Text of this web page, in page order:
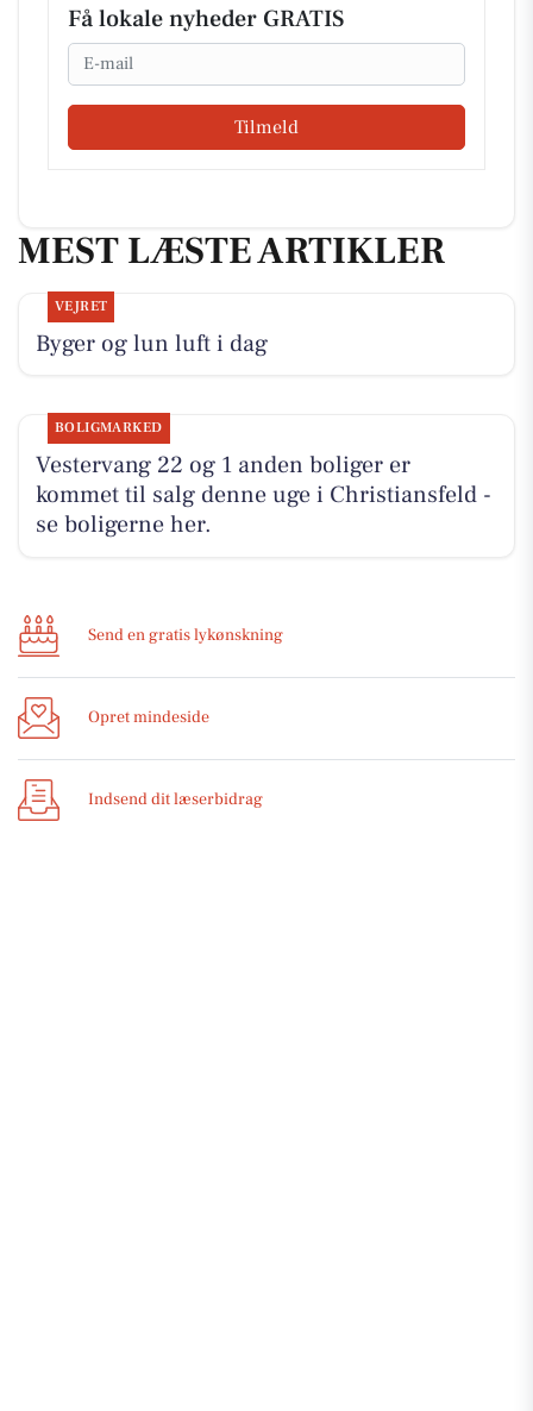
Få lokale nyheder GRATIS
Email
Tilmeld
MEST LÆSTE ARTIKLER
VEJRET
Byger og lun luft i dag
BOLIGMARKED
Vestervang 22 og 1 anden boliger er
kommet til salg denne uge i Christiansfeld -
se boligerne her.
Send en gratis lykønskning
Opret mindeside
Indsend dit læserbidrag